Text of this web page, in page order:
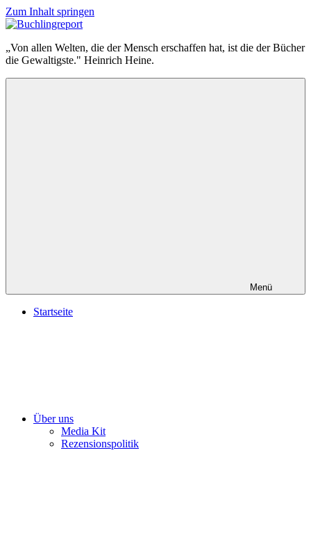
Zum Inhalt springen
Buchlingreport
„Von allen Welten, die der Mensch erschaffen hat, ist die der Bücher
die Gewaltigste." Heinrich Heine.
Menü
Startseite
Über uns
Media Kit
Rezensionspolitik